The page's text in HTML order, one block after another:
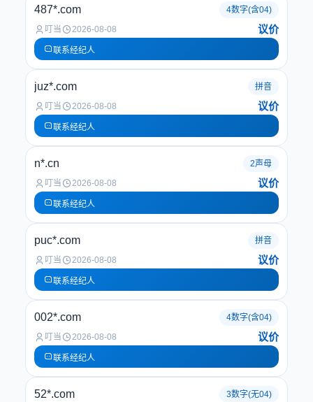
487*.com 4数字(含04)
议价
叮当 2026-08-08
联系经纪人
juz*.com 拼音
议价
叮当 2026-08-08
联系经纪人
n*.cn 2声母
议价
叮当 2026-08-08
联系经纪人
puc*.com 拼音
议价
叮当 2026-08-08
联系经纪人
002*.com 4数字(含04)
议价
叮当 2026-08-08
联系经纪人
52*.com 3数字(无04)